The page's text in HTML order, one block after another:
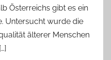
Österreichs gibt es ein
Untersucht wurde die
älterer Menschen